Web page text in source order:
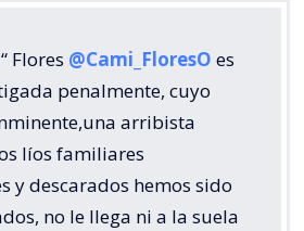
Flores @Cami_FloresO es
penalmente, cuyo
arribista
líos familiares
y descarados hemos sido
no le llega ni a la suela